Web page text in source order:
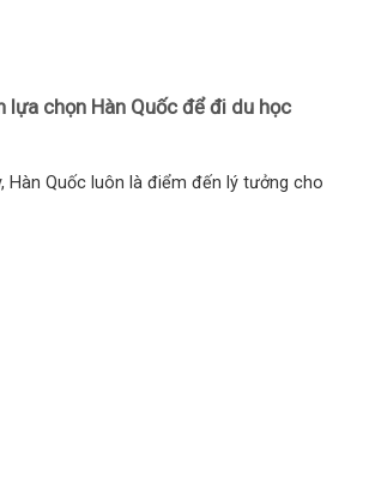
lựa chọn Hàn Quốc để đi du học
Hàn Quốc luôn là điểm đến lý tưởng cho